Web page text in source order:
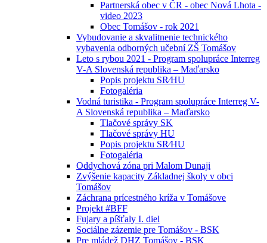
Partnerská obec v ČR - obec Nová Lhota -
video 2023
Obec Tomášov - rok 2021
Vybudovanie a skvalitnenie technického
vybavenia odborných učební ZŠ Tomášov
Leto s rybou 2021 - Program spolupráce Interreg
V-A Slovenská republika – Maďarsko
Popis projektu SR⁄HU
Fotogaléria
Vodná turistika - Program spolupráce Interreg V-
A Slovenská republika – Maďarsko
Tlačové správy SK
Tlačové správy HU
Popis projektu SR⁄HU
Fotogaléria
Oddychová zóna pri Malom Dunaji
Zvýšenie kapacity Základnej školy v obci
Tomášov
Záchrana prícestného kríža v Tomášove
Projekt #BFF
Fujary a píšťaly I. diel
Sociálne zázemie pre Tomášov - BSK
Pre mládež DHZ Tomášov - BSK